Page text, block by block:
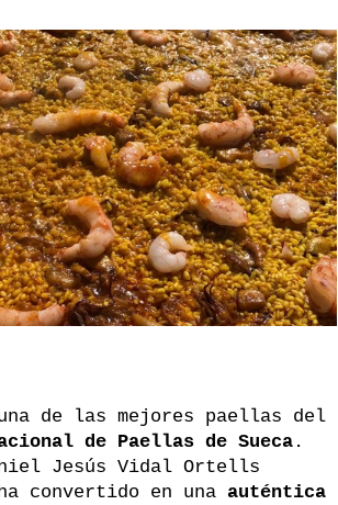
de las mejores paellas del
de Paellas de Sueca .
Jesús Vidal Ortells
convertido en una auténtica